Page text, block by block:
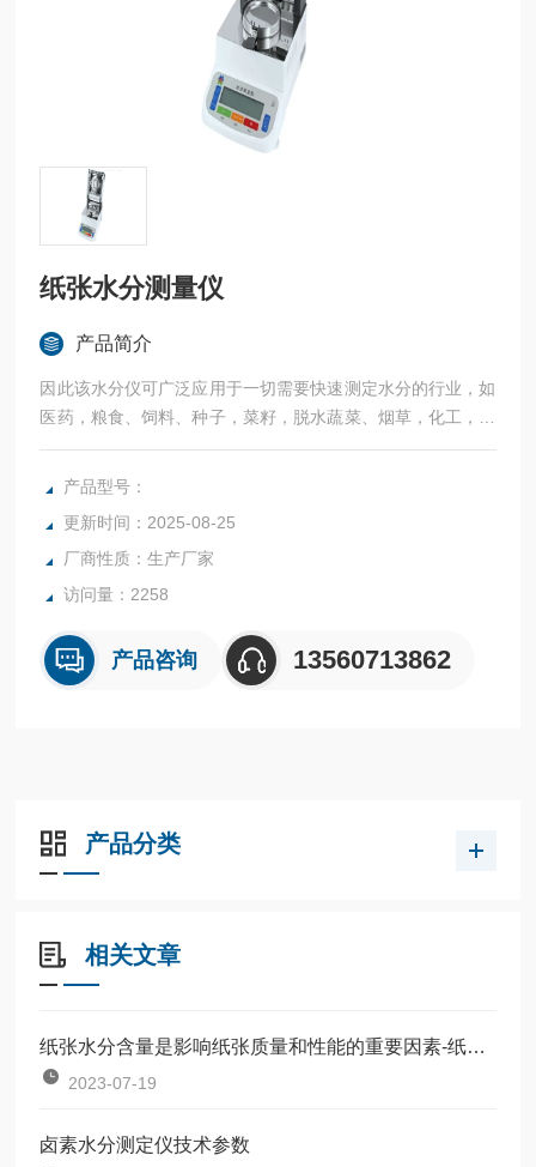
纸张水分测量仪
产品简介
因此该水分仪可广泛应用于一切需要快速测定水分的行业，如
医药，粮食、饲料、种子，菜籽，脱水蔬菜、烟草，化工，茶
叶，食品、肉类以及纺织，农林、造纸、橡胶、塑胶、纺织等
行业中的实验室与生产过程中。同时满足固体、颗粒、粉末、
司始终立志于为用户提供多用途，多性能的高质量产品，为您
打造快速，准确，物超所值的水分测定仪**。
产品型号：
更新时间：2025-08-25
厂商性质：生产厂家
访问量：2258
产品咨询 13560713862
产品分类
相关文章
纸张水分含量是影响纸张质量和性能的重要因素-纸张水分测定仪
2023-07-19
卤素水分测定仪技术参数